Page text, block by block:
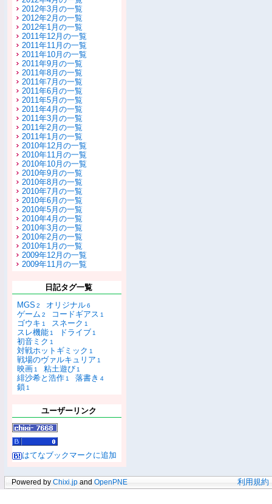
2012年3月の一覧
2012年2月の一覧
2012年1月の一覧
2011年12月の一覧
2011年11月の一覧
2011年10月の一覧
2011年9月の一覧
2011年8月の一覧
2011年7月の一覧
2011年6月の一覧
2011年5月の一覧
2011年4月の一覧
2011年3月の一覧
2011年2月の一覧
2011年1月の一覧
2010年12月の一覧
2010年11月の一覧
2010年10月の一覧
2010年9月の一覧
2010年8月の一覧
2010年7月の一覧
2010年6月の一覧
2010年5月の一覧
2010年4月の一覧
2010年3月の一覧
2010年2月の一覧
2010年1月の一覧
2009年12月の一覧
2009年11月の一覧
日記タグ一覧
MGS 2 オリジナル6
ゲーム 2 コードギアス 1
ゴウキ 1 スネーク 1
スレ機能 1 ドライブ 1
初音ミク 1
対戦ホットギミック 1
戦場のヴァルキュリア 1
映画 1 粘土遊び 1
緋沙希と浩作 1 落書き 4
鎖 1
ユーザーリンク
はてなブックマークに追加
Powered by Chixi.jp and OpenPNE 利用規約